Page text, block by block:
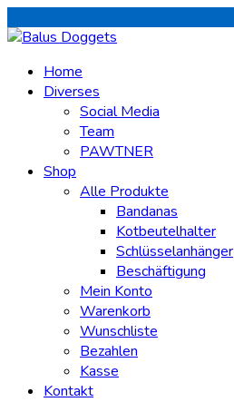
Home
Diverses
Social Media
Team
PAWTNER
Shop
Alle Produkte
Bandanas
Kotbeutelhalter
Schlüsselanhänger
Beschäftigung
Mein Konto
Warenkorb
Wunschliste
Bezahlen
Kasse
Kontakt